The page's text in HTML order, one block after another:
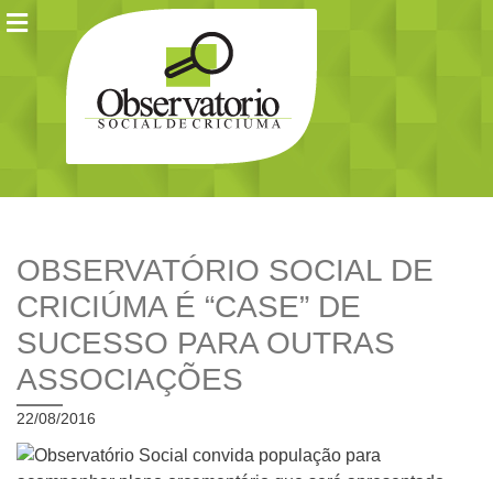
OBSERVATÓRIO SOCIAL DE
CRICIÚMA É “CASE” DE
SUCESSO PARA OUTRAS
ASSOCIAÇÕES
22/08/2016